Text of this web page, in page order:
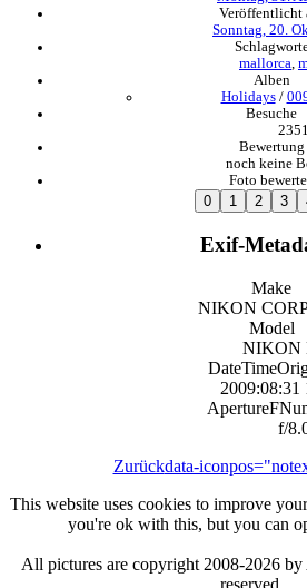
Veröffentlicht
Sonntag, 20.
mallorca
Alben
Holidays/
Besuche
2351
Bewertung
noch keine
Foto
Exif-
Make
NIKON
Model
NIKON
2009:08:31
f/
Zurückdata-
This website uses cookies to improve
you're ok with this, but you can
All pictures are copyright 2008-2026
reserved